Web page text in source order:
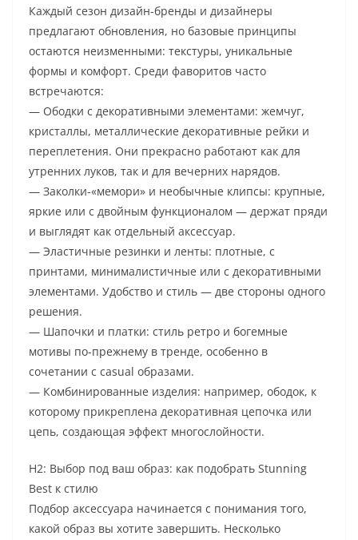
Каждый сезон дизайн-бренды и дизайнеры
предлагают обновления, но базовые принципы
остаются неизменными: текстуры, уникальные
формы и комфорт. Среди фаворитов часто
встречаются:
— Ободки с декоративными элементами: жемчуг,
кристаллы, металлические декоративные рейки и
переплетения. Они прекрасно работают как для
утренних луков, так и для вечерних нарядов.
— Заколки-«мемори» и необычные клипсы: крупные,
яркие или с двойным функционалом — держат пряди
и выглядят как отдельный аксессуар.
— Эластичные резинки и ленты: плотные, с
принтами, минималистичные или с декоративными
элементами. Удобство и стиль — две стороны одного
решения.
— Шапочки и платки: стиль ретро и богемные
мотивы по-прежнему в тренде, особенно в
сочетании с casual образами.
— Комбинированные изделия: например, ободок, к
которому прикреплена декоративная цепочка или
цепь, создающая эффект многослойности.
H2: Выбор под ваш образ: как подобрать Stunning
Best к стилю
Подбор аксессуара начинается с понимания того,
какой образ вы хотите завершить. Несколько